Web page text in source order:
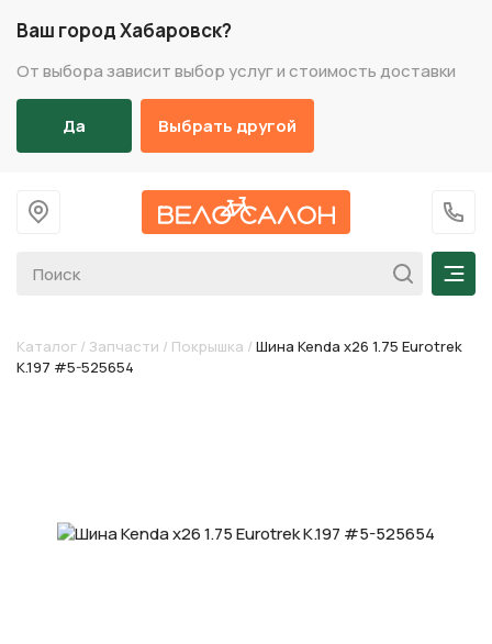
Ваш город Хабаровск?
От выбора зависит выбор услуг и стоимость доставки
Да Выбрать другой
На главную
+7
Каталог / Запчасти / Покрышка / Шина Kenda х26 1.75 Eurotrek
K.197 #5-525654